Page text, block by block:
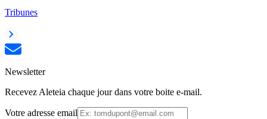
Tribunes
Newsletter
Recevez Aleteia chaque jour dans votre boite e-mail.
Votre adresse email